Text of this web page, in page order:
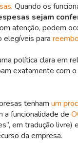
. Quando os
sejam
atenção, podem
elegíveis para
política clara em
exatamente com
tenham um
a funcionalidade de
em tradução livre)
da empresa.